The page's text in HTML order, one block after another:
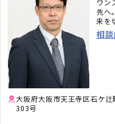
ワン
先へ
来を
相
大阪府大阪市天王寺区石ケ
303号